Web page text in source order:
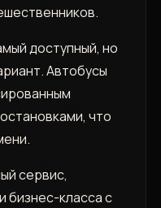
доступный‚ но
Автобусы
что
сервис‚
бизнес-класса с